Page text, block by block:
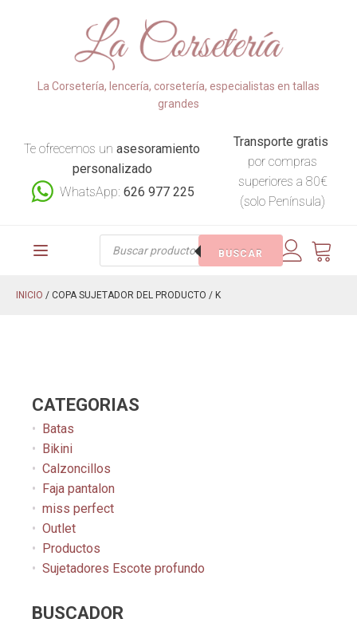
La Corsetería, lencería, corsetería, especialistas en tallas
grandes
Te ofrecemos unasesoramiento
personalizado
WhatsApp:626 977 225
Transporte gratis
por compras
superiores a 80€
(solo Península)
Búsqueda
BUSCAR
INICIO / COPA SUJETADOR DEL PRODUCTO / K
CATEGORIAS
Batas
Bikini
Calzoncillos
Faja pantalon
miss perfect
Outlet
Productos
Sujetadores Escote profundo
BUSCADOR